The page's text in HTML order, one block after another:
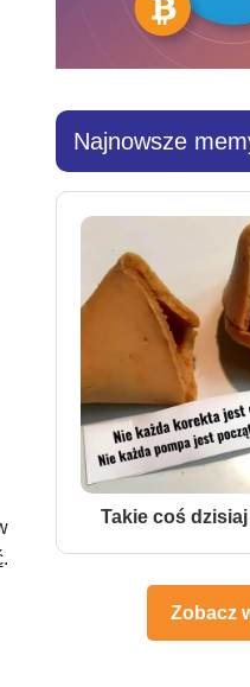
.
Najnowsze
Takie coś dzisiaj
Zobacz